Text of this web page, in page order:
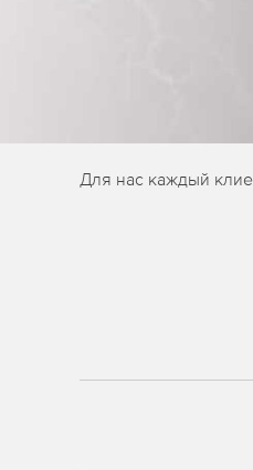
Для нас каждый